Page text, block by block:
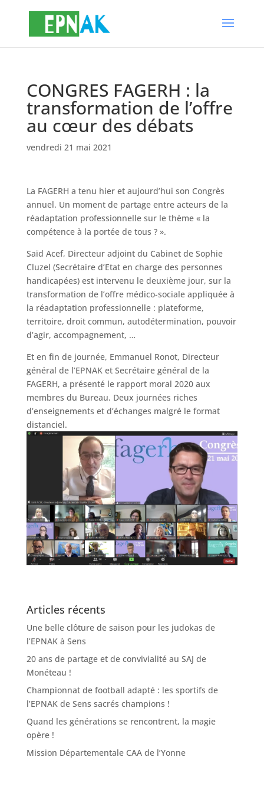
CONGRES FAGERH : la
transformation de l’offre
au cœur des débats
vendredi 21 mai 2021
La FAGERH a tenu hier et aujourd’hui son Congrès
annuel. Un moment de partage entre acteurs de la
réadaptation professionnelle sur le thème « la
compétence à la portée de tous ? ».
Saïd Acef, Directeur adjoint du Cabinet de Sophie
Cluzel (Secrétaire d’Etat en charge des personnes
handicapées) est intervenu le deuxième jour, sur la
transformation de l’offre médico-sociale appliquée à
la réadaptation professionnelle : plateforme,
territoire, droit commun, autodétermination, pouvoir
d’agir, accompagnement, …
Et en fin de journée, Emmanuel Ronot, Directeur
général de l’EPNAK et Secrétaire général de la
FAGERH, a présenté le rapport moral 2020 aux
membres du Bureau. Deux journées riches
d’enseignements et d’échanges malgré le format
distanciel.
Articles récents
Une belle clôture de saison pour les judokas de
l’EPNAK à Sens
20 ans de partage et de convivialité au SAJ de
Monéteau !
Championnat de football adapté : les sportifs de
l’EPNAK de Sens sacrés champions !
Quand les générations se rencontrent, la magie
opère !
Mission Départementale CAA de l’Yonne